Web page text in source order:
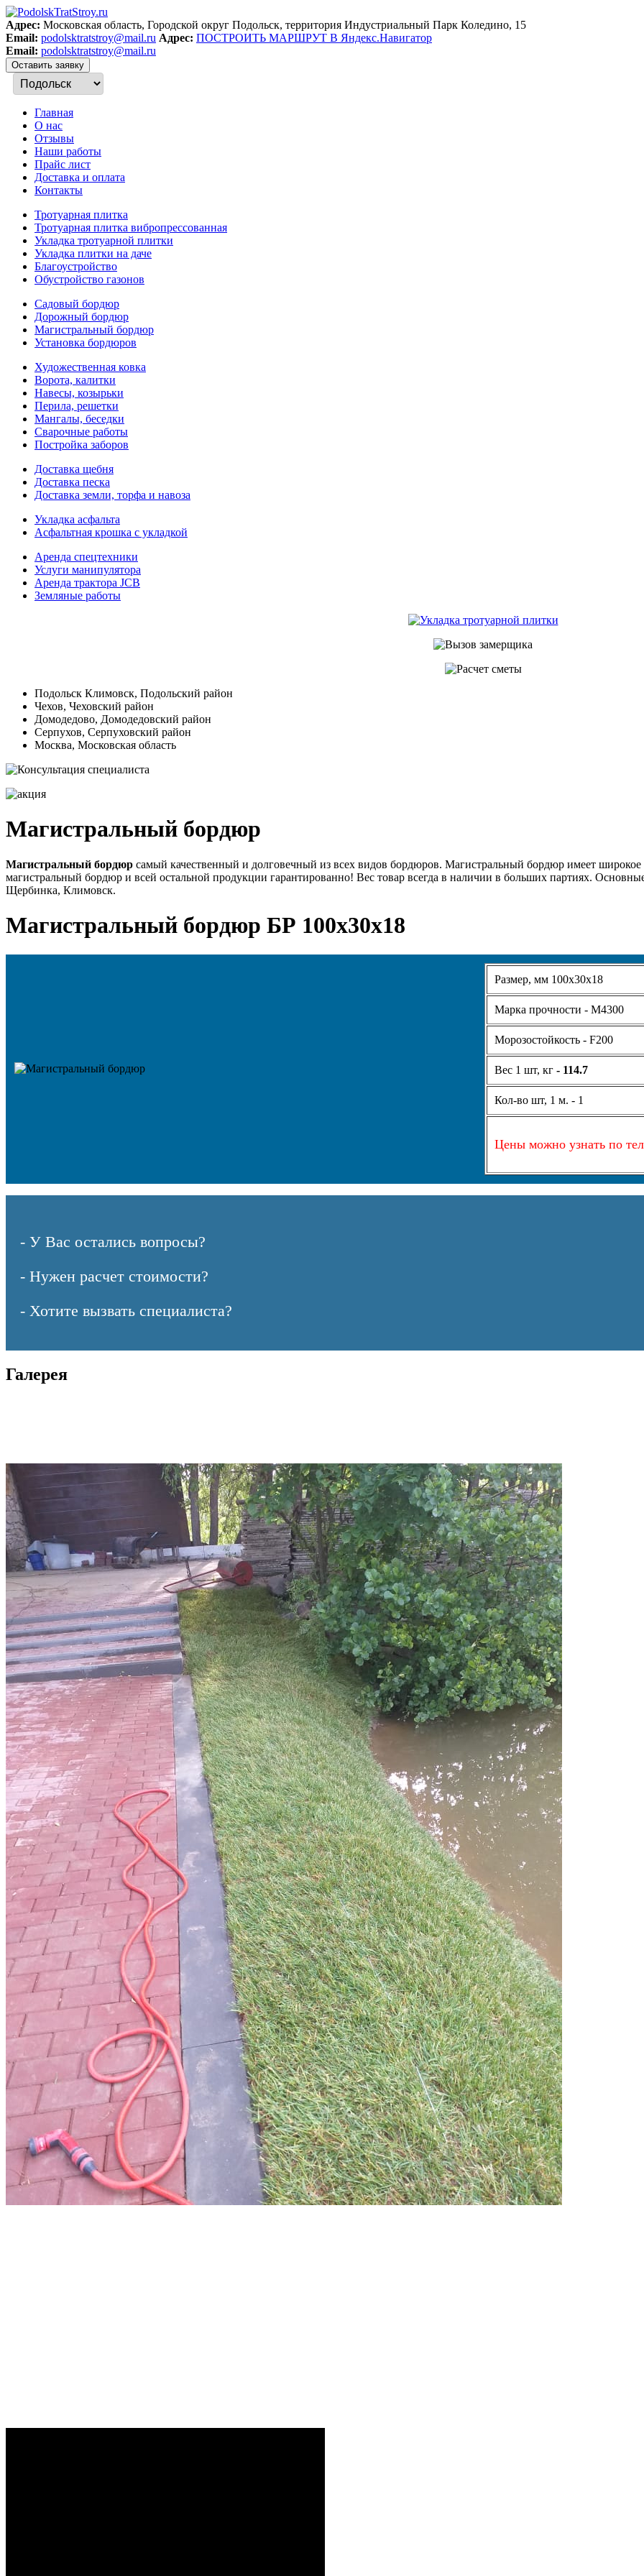
Адрес: Московская область, Городской округ Подольск, территория Индустриальный Парк Коледино, 15
Email: podolsktratstroy@mail.ru Адрес: ПОСТРОИТЬ МАРШРУТ В Яндекс.Навигатор
Email: podolsktratstroy@mail.ru
Оставить заявку
Главная
О нас
Отзывы
Наши работы
Прайс лист
Доставка и оплата
Контакты
Тротуарная плитка
Тротуарная плитка вибропрессованная
Укладка тротуарной плитки
Укладка плитки на даче
Благоустройство
Обустройство газонов
Садовый бордюр
Дорожный бордюр
Магистральный бордюр
Установка бордюров
Художественная ковка
Ворота, калитки
Навесы, козырьки
Перила, решетки
Мангалы, беседки
Сварочные работы
Постройка заборов
Доставка щебня
Доставка песка
Доставка земли, торфа и навоза
Укладка асфальта
Асфальтная крошка с укладкой
Аренда спецтехники
Услуги манипулятора
Аренда трактора JCB
Земляные работы
Подольск Климовск, Подольский район
Чехов, Чеховский район
Домодедово, Домодедовский район
Серпухов, Серпуховский район
Москва, Московская область
Магистральный бордюр
Магистральный бордюр самый качественный и долговечный из всех видов бордюров. Магистральный бордюр имеет широкое
магистральный бордюр и всей остальной продукции гарантированно! Вес товар всегда в наличии в больших партиях.
Щербинка, Климовск.
Магистральный бордюр БР 100x30x18
Размер, мм 100х30х18
Марка прочности - М4300
Морозостойкость - F200
Вес 1 шт, кг - 114.7
Кол-во шт, 1 м. - 1
Цены можно узнать по
- У Вас остались вопросы?
- Нужен расчет стоимости?
- Хотите вызвать специалиста?
Галерея